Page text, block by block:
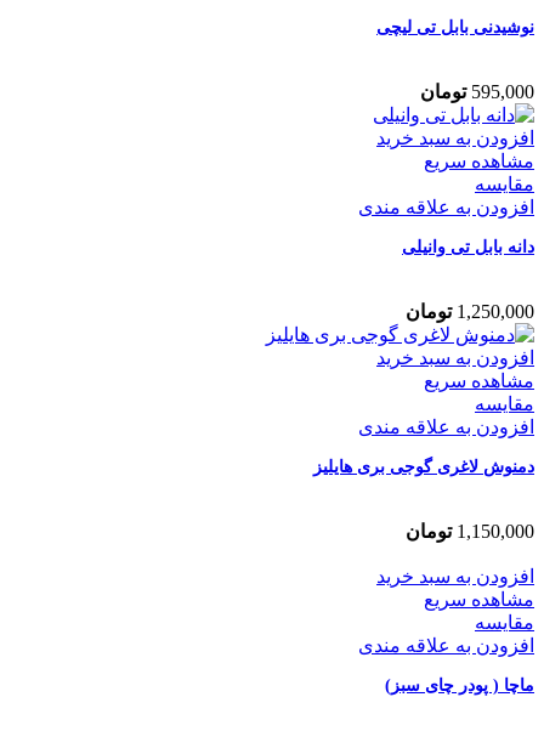
نوشیدنی بابل تی لیچی
595,000 تومان
افزودن به سبد خرید
مشاهده سریع
مقایسه
افزودن به علاقه مندی
دانه بابل تی وانیلی
1,250,000 تومان
افزودن به سبد خرید
مشاهده سریع
مقایسه
افزودن به علاقه مندی
دمنوش لاغری گوجی بری هایلیز
1,150,000 تومان
افزودن به سبد خرید
مشاهده سریع
مقایسه
افزودن به علاقه مندی
ماچا ( پودر چای سبز)